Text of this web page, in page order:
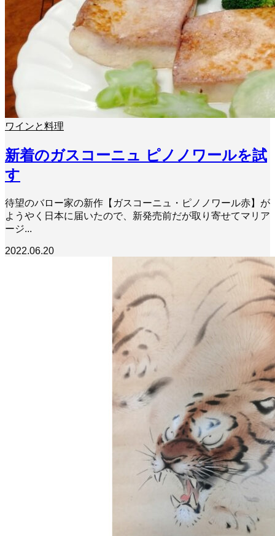
ワインと料理
新着のガスコーニュ ピノノワールを試
す
待望のバロー家の新作【ガスコーニュ・ピノノワール赤】が
ようやく日本に届いたので、新発売前だが取り寄せてマリア
ージ...
2022.06.20